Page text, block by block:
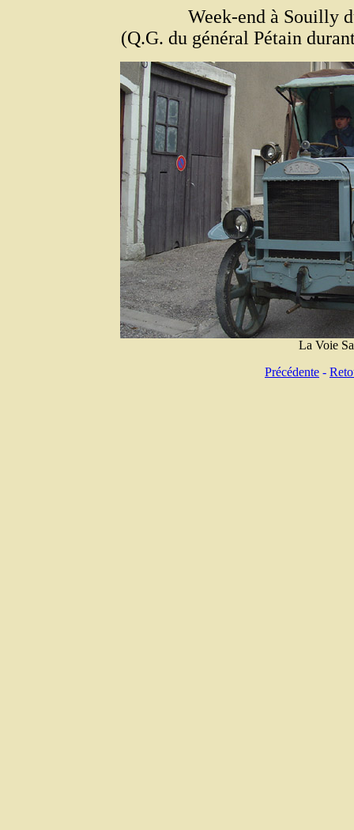
Week-end à Souilly
(Q.G. du général Pétain
La Voie
Précédente -